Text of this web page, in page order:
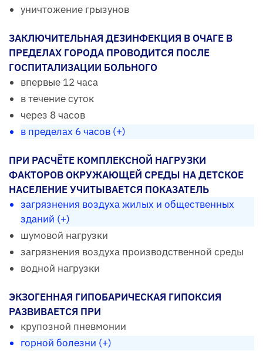
уничтожение грызунов
ЗАКЛЮЧИТЕЛЬНАЯ ДЕЗИНФЕКЦИЯ В ОЧАГЕ В
ПРЕДЕЛАХ ГОРОДА ПРОВОДИТСЯ ПОСЛЕ
ГОСПИТАЛИЗАЦИИ БОЛЬНОГО
впервые 12 часа
в течение суток
через 8 часов
в пределах 6 часов (+)
ПРИ РАСЧЁТЕ КОМПЛЕКСНОЙ НАГРУЗКИ
ФАКТОРОВ ОКРУЖАЮЩЕЙ СРЕДЫ НА ДЕТСКОЕ
НАСЕЛЕНИЕ УЧИТЫВАЕТСЯ ПОКАЗАТЕЛЬ
загрязнения воздуха жилых и общественных
зданий (+)
шумовой нагрузки
загрязнения воздуха производственной среды
водной нагрузки
ЭКЗОГЕННАЯ ГИПОБАРИЧЕСКАЯ ГИПОКСИЯ
РАЗВИВАЕТСЯ ПРИ
крупозной пневмонии
горной болезни (+)